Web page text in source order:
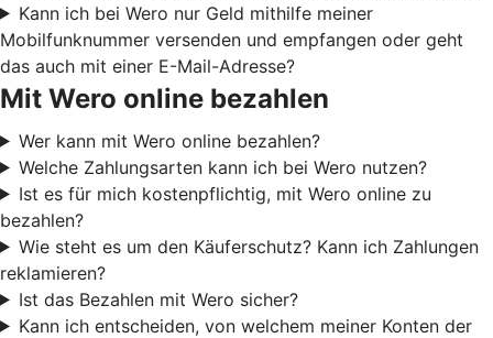
Kann ich bei Wero nur Geld mithilfe meiner
Mobilfunknummer versenden und empfangen oder geht
das auch mit einer E-Mail-Adresse?
Mit Wero online bezahlen
Wer kann mit Wero online bezahlen?
Welche Zahlungsarten kann ich bei Wero nutzen?
Ist es für mich kostenpflichtig, mit Wero online zu
bezahlen?
Wie steht es um den Käuferschutz? Kann ich Zahlungen
reklamieren?
Ist das Bezahlen mit Wero sicher?
Kann ich entscheiden, von welchem meiner Konten der